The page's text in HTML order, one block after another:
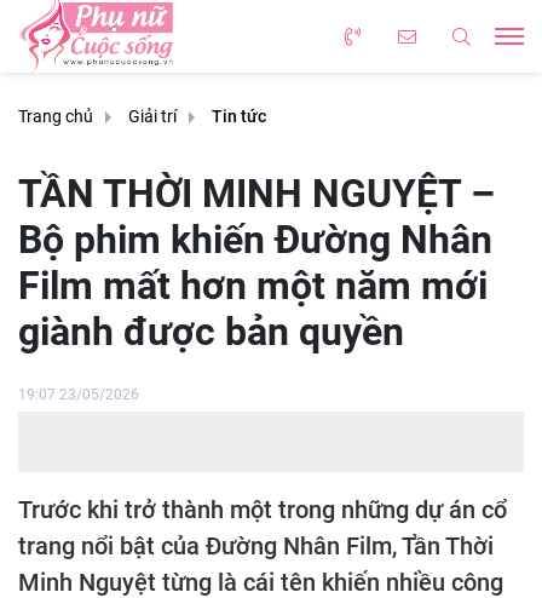
Trang chủ Giải trí Tin tức
TẦN THỜI MINH NGUYỆT –
Bộ phim khiến Đường Nhân
Film mất hơn một năm mới
giành được bản quyền
19:07 23/05/2026
Trước khi trở thành một trong những dự án cổ
trang nổi bật của Đường Nhân Film, Tần Thời
Minh Nguyệt từng là cái tên khiến nhiều công